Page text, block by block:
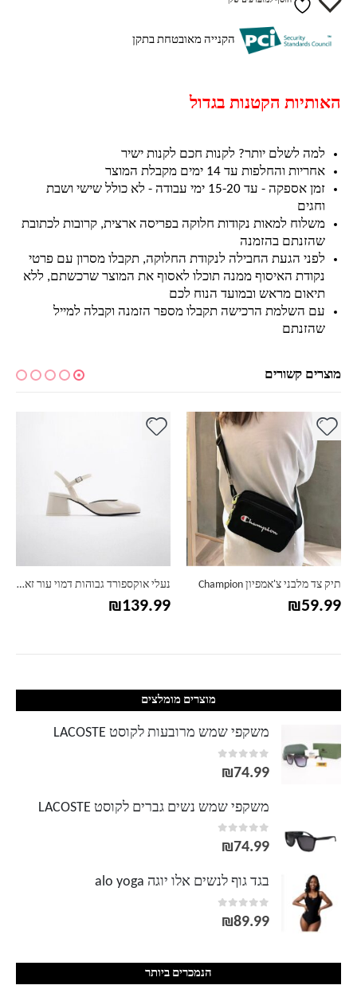
הקנייה מאובטחת בתקן
האותיות הקטנות בגדול
למה לשלם יותר? לקנות חכם לקנות ישיר
אחריות והחלפות עד 14 ימים מקבלת המוצר
זמן אספקה - עד 15-20 ימי עבודה - לא כולל שישי ושבת
וחגים
משלוח למאות נקודות חלוקה בפריסה ארצית, קרובות לכתובת
שהזנתם בהזמנה
לפני הגעת החבילה לנקודת החלוקה, תקבלו מסרון עם פרטי
נקודת האיסוף ממנה תוכלו לאסוף את המוצר שרכשתם, ללא
תיאום מראש ובמועד הנוח לכם
עם השלמת הרכישה תקבלו מספר הזמנה וקבלה למייל
שהזנתם
מוצרים קשורים
תיק צד מלבני צ'אמפיון Champion
₪59.99
למוצר זה יש מספר סוגים. ניתן לבחור את האפשרויות בעמוד המוצר
נעלי אוקספורד גבוהות דמוי עור זארה ZARA
₪139.99
מוצרים מומלצים
משקפי שמש מרובעות לקוסט LACOSTE
0
out of 5
₪74.99
משקפי שמש נשים גברים לקוסט LACOSTE
0
out of 5
₪74.99
בגד גוף לנשים אלו יוגה alo yoga
0
out of 5
₪89.99
הנמכרים ביותר